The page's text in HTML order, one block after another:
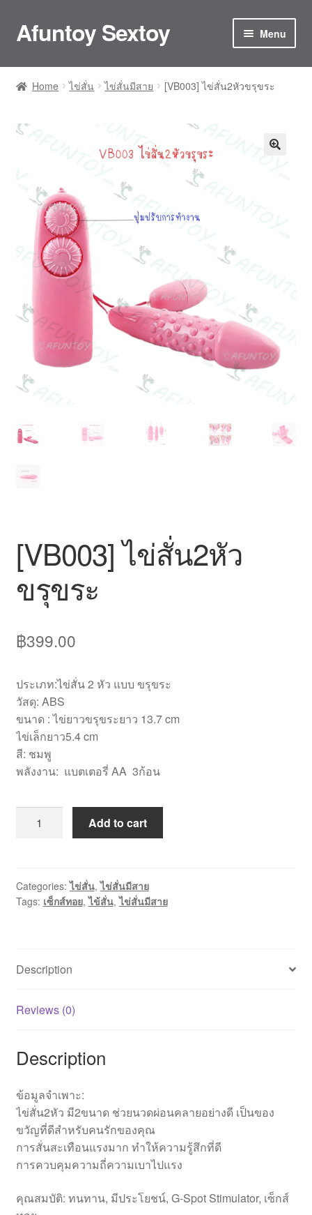
Skip
to
Skip
to
Afuntoy Sextoy Menu
Home
My account
ติดต่อเรา
ประกันและการดูแลรักษา
สินค้าทั้งหมด
Home ไข่สั่น ไข่สั่นมีสาย [VB003] ไข่สั่น2หัวขรุขระ
[VB003] ไข่สั่น2หัว
ขรุขระ
฿399.00
ประเภท:ไข่สั่น 2 หัว แบบ ขรุขระ
วัสดุ: ABS
ขนาด : ไข่ยาวขรุขระยาว 13.7 cm
ไข่เล็กยาว5.4 cm
สี: ชมพู
พลังงาน: แบตเตอรี่ AA 3ก้อน
quantity
Add to cart
Categories:ไข่สั่น,ไข่สั่นมีสาย
Tags: เซ็กส์ทอย,ไข้สั่น,ไข่สั่นมีสาย
Description
Reviews (0)
Description
ข้อมูลจำเพาะ:
ไข่สั่น2หัว มี2ขนาด ช่วยนวดผ่อนคลายอย่างดี เป็นของ
ขวัญที่ดีสำหรับคนรักของคุณ
การสั่นสะเทือนแรงมาก ทำให้ความรู้สึกที่ดี
การควบคุมความถี่ความเบาไปแรง
คุณสมบัติ: ทนทาน, มีประโยชน์, G-Spot Stimulator, เซ็กส์